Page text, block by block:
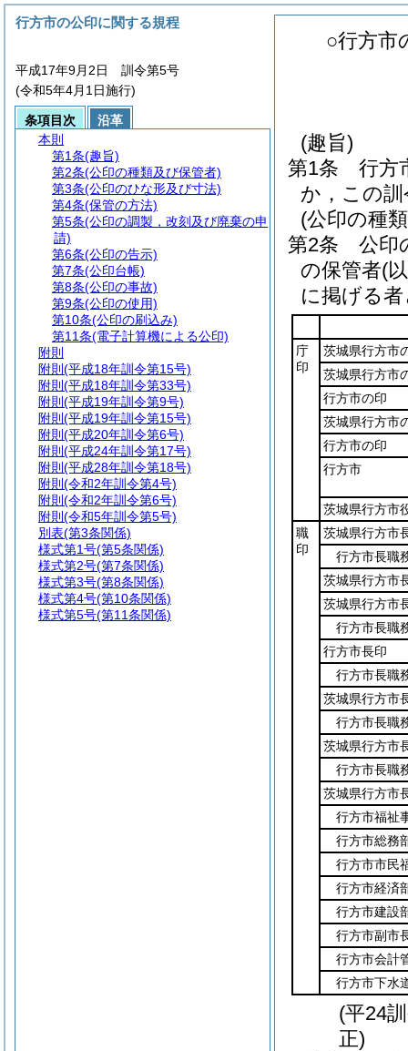
○行方市
(趣旨)
第1条
行方
か，この
(公印の種
第2条
公印
の保管者(
に掲げる
庁
印
茨城県行方市
茨城県行方市
行方市の印
茨城県行方市
行方市の印
行方市
茨城県行方市
職
印
茨城県行方市
行方市長職
茨城県行方市
茨城県行方市
行方市長職
行方市長印
行方市長職
茨城県行方市
行方市長職
茨城県行方市
行方市長職
茨城県行方市
行方市福祉
行方市総務
行方市市民
行方市経済
行方市建設
行方市副市
行方市会計
行方市下水
(平24
正)
行方市の公印に関する規程
平成17年9月2日 訓令第5号
(令和5年4月1日施行)
条項目次
沿革
本則
第1条(趣旨)
第2条(公印の種類及び保管者)
第3条(公印のひな形及び寸法)
第4条(保管の方法)
第5条(公印の調製，改刻及び廃棄の申
請)
第6条(公印の告示)
第7条(公印台帳)
第8条(公印の事故)
第9条(公印の使用)
第10条(公印の刷込み)
第11条(電子計算機による公印)
附則
附則 (平成18年訓令第15号)
附則 (平成18年訓令第33号)
附則 (平成19年訓令第9号)
附則 (平成19年訓令第15号)
附則 (平成20年訓令第6号)
附則 (平成24年訓令第17号)
附則 (平成28年訓令第18号)
附則 (令和2年訓令第4号)
附則 (令和2年訓令第6号)
附則 (令和5年訓令第5号)
別表(第3条関係)
様式第1号(第5条関係)
様式第2号(第7条関係)
様式第3号(第8条関係)
様式第4号(第10条関係)
様式第5号(第11条関係)